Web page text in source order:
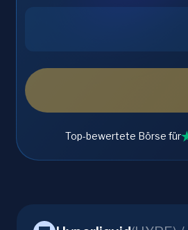
Top-bewertete Börse für